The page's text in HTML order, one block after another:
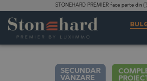
SPECIFICAȚII DESCRIERE HARTĂ
ANCHETĂ
STONEHARD PREMIER face parte din
SECUNDAR
VÂNZARE